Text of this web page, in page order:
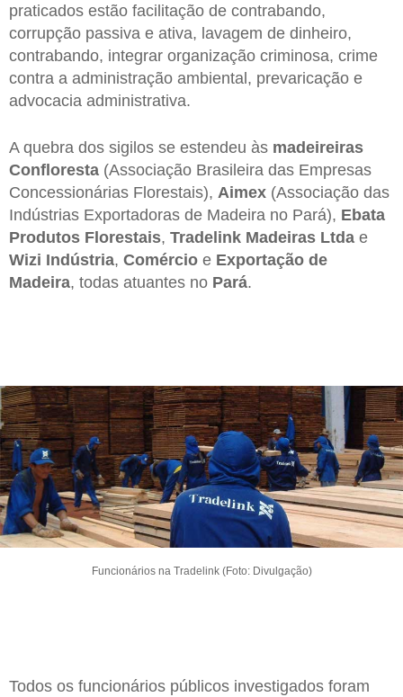
praticados estão facilitação de contrabando,
corrupção passiva e ativa, lavagem de dinheiro,
contrabando, integrar organização criminosa, crime
contra a administração ambiental, prevaricação e
advocacia administrativa.
A quebra dos sigilos se estendeu às madeireiras
Confloresta (Associação Brasileira das Empresas
Concessionárias Florestais), Aimex (Associação das
Indústrias Exportadoras de Madeira no Pará), Ebata
Produtos Florestais, Tradelink Madeiras Ltda e
Wizi Indústria, Comércio e Exportação de
Madeira, todas atuantes no Pará.
Funcionários na Tradelink (Foto: Divulgação)
Todos os funcionários públicos investigados foram